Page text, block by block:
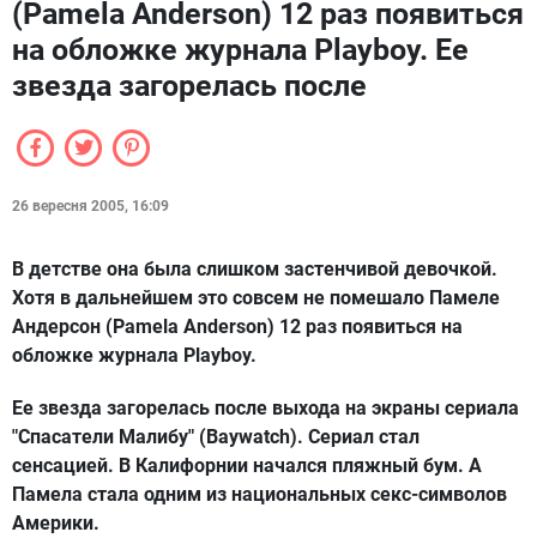
(Pamela Anderson) 12 раз появиться
на обложке журнала Playboy. Ее
звезда загорелась после
26 вересня 2005, 16:09
В детстве она была слишком застенчивой девочкой.
Хотя в дальнейшем это совсем не помешало Памеле
Андерсон (Pamela Anderson) 12 раз появиться на
обложке журнала Playboy.
Ее звезда загорелась после выхода на экраны сериала
"Спасатели Малибу" (Baywatch). Сериал стал
сенсацией. В Калифорнии начался пляжный бум. А
Памела стала одним из национальных секс-символов
Америки.